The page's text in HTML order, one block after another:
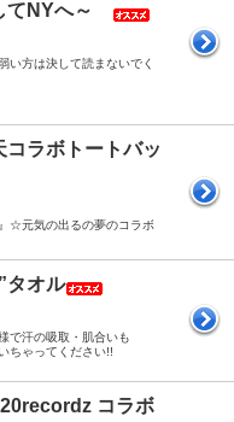
てNYへ～
い方は決して読まないでく
コラボトートバッ
☆元気の出るの夢のコラボ
タオル
で汗の吸取・肌合いも
ゃってください!!
コラボ